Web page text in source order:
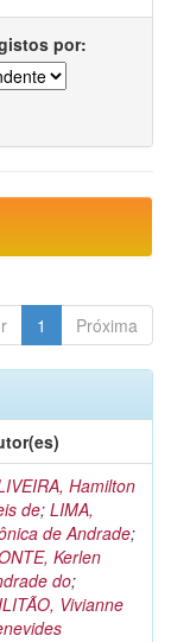
por:
1 Próxima
Hamilton
de; LIMA,
de Andrade;
Kerlen
do;
Vivianne